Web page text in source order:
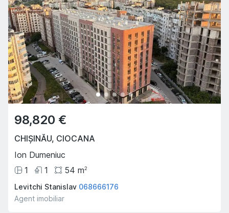
98,820 €
CHIȘINĂU, CIOCANA
Ion Dumeniuc
1
1 54 m2
Levitchi Stanislav 068666176
Agent imobiliar